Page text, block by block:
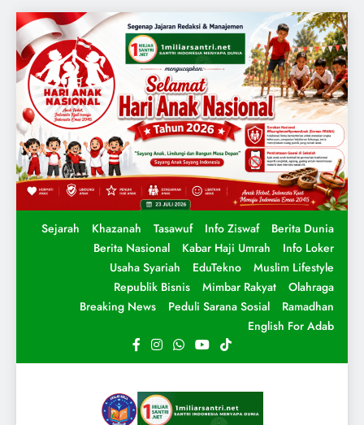
Sejarah Khazanah Tasawuf Info Ziswaf
Berita Dunia
Berita Nasional
Kabar Haji Umrah
Info Loker
Usaha Syariah
EduTekno
Muslim Lifestyle
Republik Bisnis
Mimbar Rakyat
Olahraga
Breaking News
Peduli Sarana Sosial
Ramadhan
English For Adab